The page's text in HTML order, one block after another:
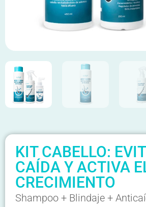
KIT CABELLO:
CAÍDA Y ACTIVA
CRECIMIENTO
Shampoo + Blindaje +